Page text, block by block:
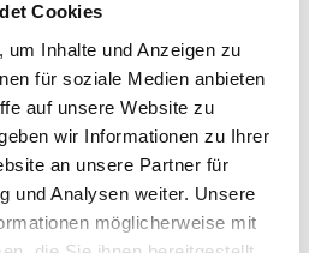
Cookies
Inhalte und Anzeigen zu
für soziale Medien anbieten
auf unsere Website zu
wir Informationen zu Ihrer
an unsere Partner für
und Analysen weiter. Unsere
möglicherweise mit
3 Jahre möglich.